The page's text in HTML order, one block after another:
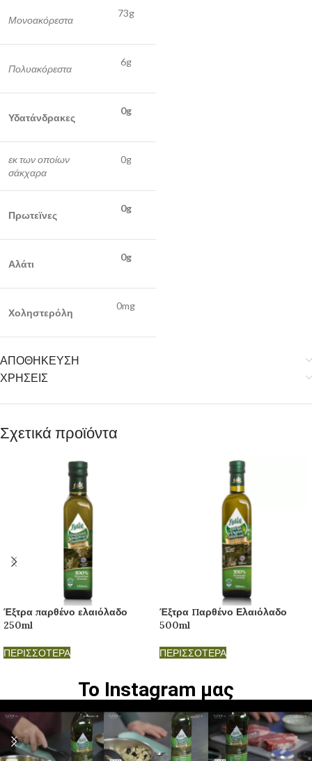
Μονοακόρεστα
73g
Πολυακόρεστα
6g
Υδατάνδρακες
0g
εκ των οποίων
σάκχαρα
0g
Πρωτεϊνες
0g
Αλάτι
0g
Χοληστερόλη
0mg
ΑΠΟΘΗΚΕΥΣΗ
ΧΡΗΣΕΙΣ
Σχετικά προϊόντα
Έξτρα παρθένο ελαιόλαδο
250ml
ΠΕΡΙΣΣΟΤΕΡΑ
Έξτρα Παρθένο Ελαιόλαδο
500ml
ΠΕΡΙΣΣΟΤΕΡΑ
Το Instagram μας